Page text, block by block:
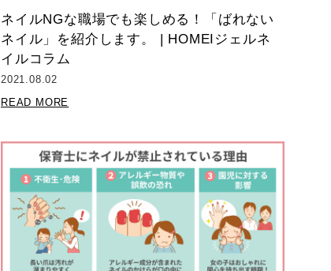
ネイルNGな職場でも楽しめる！「ばれない
ネイル」を紹介します。 | HOMEIジェルネ
イルコラム
2021.08.02
READ MORE